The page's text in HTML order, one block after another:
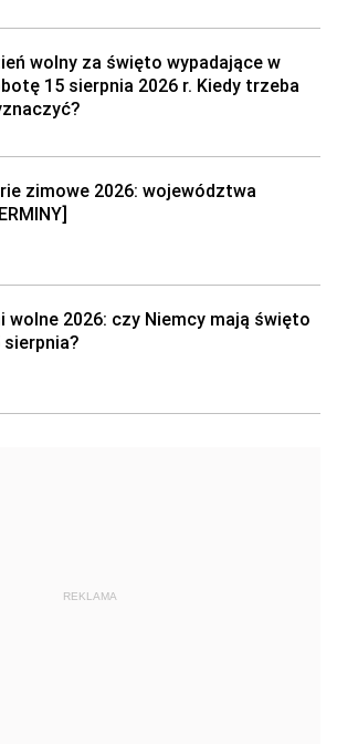
wolny za święto wypadające w
15 sierpnia 2026 r. Kiedy trzeba
zimowe 2026: województwa
wolne 2026: czy Niemcy mają święto
sierpnia?
REKLAMA